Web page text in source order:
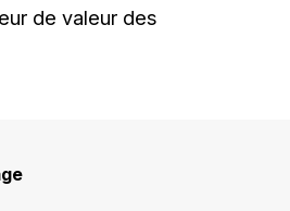
de valeur des